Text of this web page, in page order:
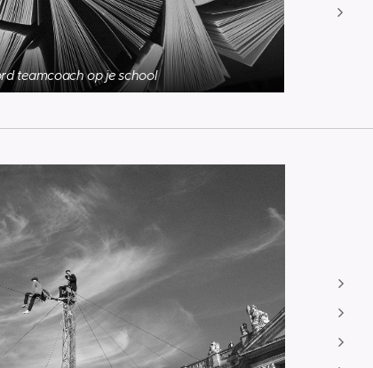
teamcoach op je school